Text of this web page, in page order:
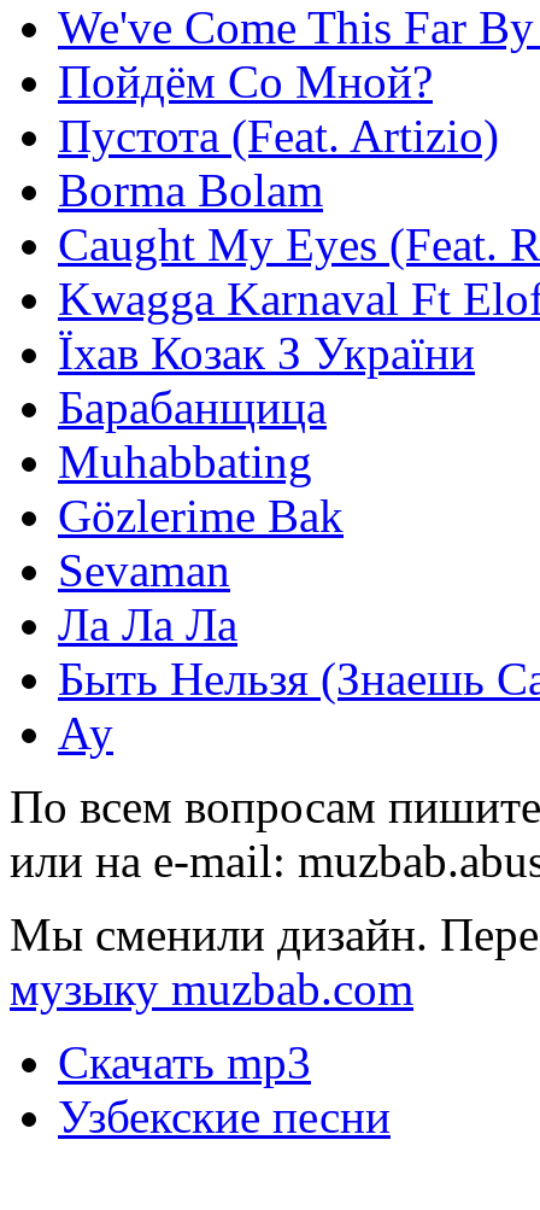
We've Come This Far
Пойдём Со Мной?
Пустота (Feat. Artizio)
Borma Bolam
Caught My Eyes (Feat.
Kwagga Karnaval Ft
Їхав Козак З України
Барабанщица
Muhabbating
Gözlerime Bak
Sevaman
Ла Ла Ла
Быть Нельзя (Знаешь
Ау
По всем вопросам
или на e-mail:
Мы сменили дизайн.
музыку muzbab.com
Скачать mp3
Узбекские песни